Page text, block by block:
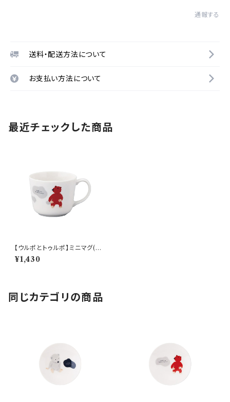
通報する
送料・配送方法について
お支払い方法について
最近チェックした商品
【ウルポとトゥルポ】ミニマグ(ト
ゥルポ)【ULP10】
¥1,430
同じカテゴリの商品